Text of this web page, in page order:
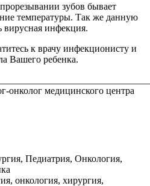
зубов бывает
температуры. Так же данную
вирусная инфекция.
к врачу инфекционисту и
Вашего ребенка.
онколог медицинского центра
Педиатрия, Онкология,
онкология, хирургия,